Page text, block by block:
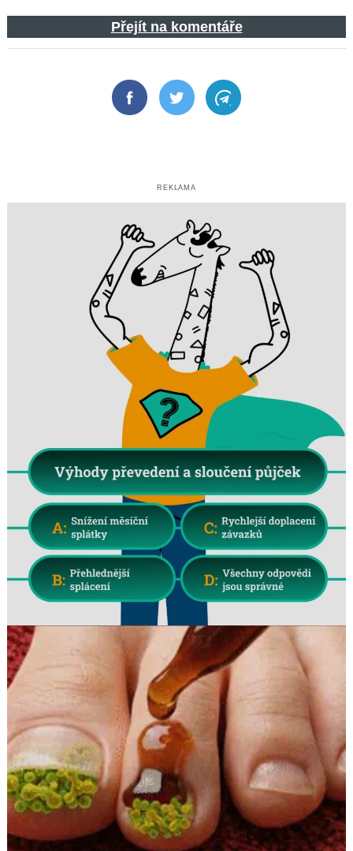
Přejít na komentáře
FacebookTwitter Telegram
REKLAMA
for: